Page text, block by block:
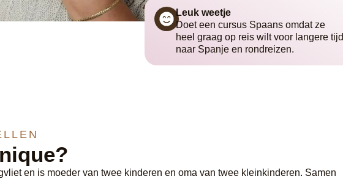
Leuk weetje
Doet een cursus Spaans omdat ze
heel graag op reis wilt voor langere tijd
naar Spanje en rondreizen.
en is moeder van twee kinderen en oma van twee kleinkinderen. Samen